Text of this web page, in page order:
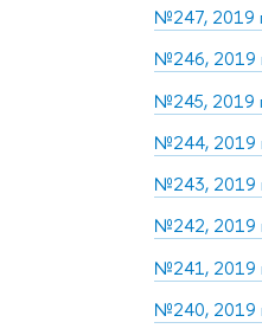
№247, 2019
№246, 2019
№245, 2019
№244, 2019
№243, 2019
№242, 2019
№241, 2019
№240, 2019